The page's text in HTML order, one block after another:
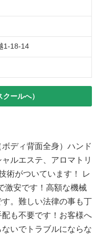
1-18-14
ールへ）
ディ背面全身）ハンド
ルエステ、アロマトリ
術がついています！ レ
激安です！高額な機械
。難しい法律の事も丁
も不要です！お客様へ
いでトラブルにならな